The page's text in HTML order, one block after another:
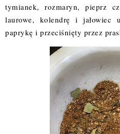
tymianek, rozmaryn, pieprz
laurowe, kolendrę i jałowiec
paprykę i przeciśnięty przez